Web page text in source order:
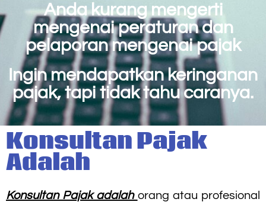
Anda kurang mengerti
mengenai peraturan dan
pelaporan mengenai pajak
Ingin mendapatkan keringanan
pajak, tapi tidak tahu caranya.
Konsultan Pajak
Adalah
Konsultan Pajak adalah orang atau profesional